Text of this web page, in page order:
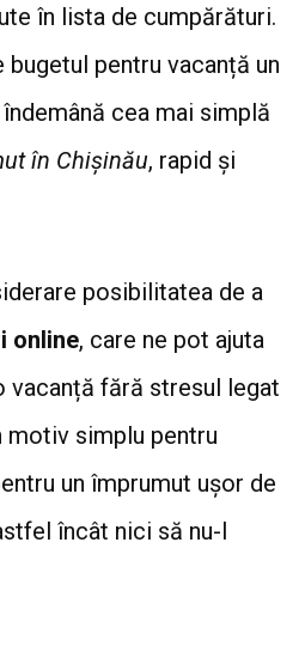
în lista de cumpărături.
pentru vacanță un
cea mai simplă
în Chișinău, rapid și
posibilitatea de a
online, care ne pot ajuta
vacanță fără stresul legat
motiv simplu pentru
un împrumut ușor de
încât nici să nu-l